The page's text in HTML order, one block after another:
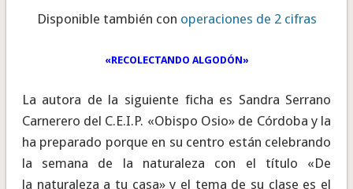
Disponible también con operaciones de 2 cifras
«RECOLECTANDO ALGODÓN»
La autora de la siguiente ficha es Sandra Serrano
Carnerero del C.E.I.P. «Obispo Osio» de Córdoba y la
ha preparado porque en su centro están celebrando
la semana de la naturaleza con el título «De
la naturaleza a tu casa» y el tema de su clase es el